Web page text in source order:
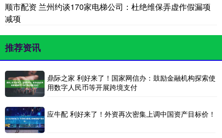
顺市配资 兰州约谈170家电梯公司：杜绝维保弄虚作假漏项
减项
推荐资讯
鼎际之家 利好来了！国家网信办：鼓励金融机构探索使
用数字人民币等开展跨境支付
应牛配 利好来了！外资再次密集上调中国资产目标价！